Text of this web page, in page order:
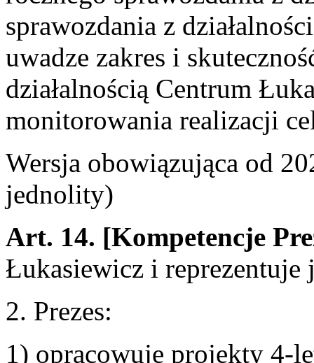
sprawozdania z
uwadze zakres i
działalnością Centrum
monitorowania realizacji
Wersja obowiązująca od
jednolity)
Art. 14. [Kompetencje
Łukasiewicz i reprezentuje
2. Prezes:
1) opracowuje projekty 4-